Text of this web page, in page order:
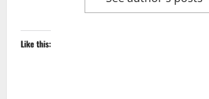
Like this: